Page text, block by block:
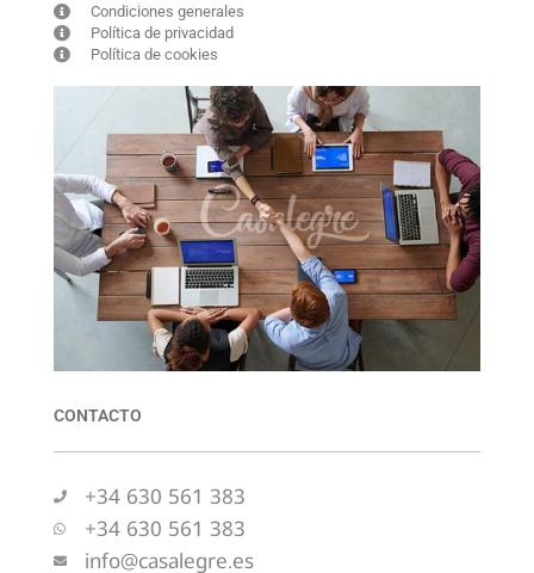
Condiciones generales
Política de privacidad
Política de cookies
CONTACTO
+34 630 561 383
+34 630 561 383
info@casalegre.es